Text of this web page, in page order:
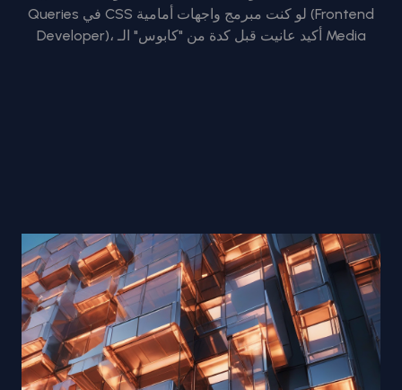
Queries في CSS لو كنت مبرمج واجهات أمامية (Frontend
Developer)، أكيد عانيت قبل كدة من "كابوس" الـ Media